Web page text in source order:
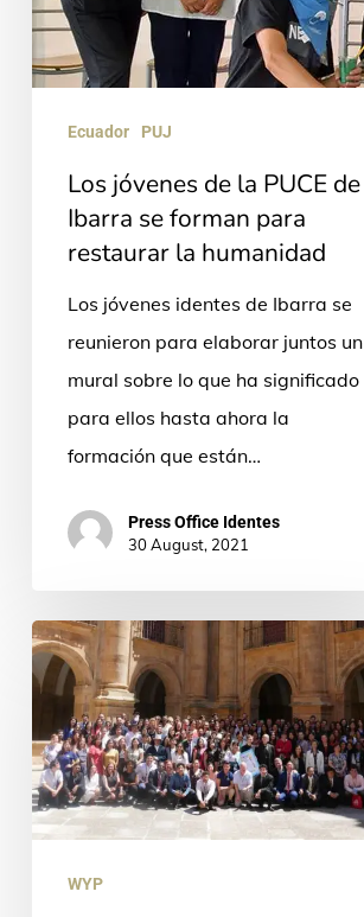
forman
para
humanidad
Ecuador PUJ
Los jóvenes de la PUCE de
Ibarra se forman para
restaurar la humanidad
Los jóvenes identes de Ibarra se
reunieron para elaborar juntos un
mural sobre lo que ha significado
para ellos hasta ahora la
formación que están…
Press Office Identes
30 August, 2021
Making
Decisions
from
and
in
favour
WYP